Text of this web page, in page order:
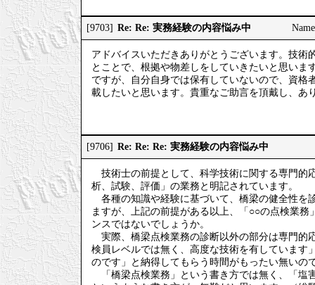
[9703] Re: Re: 実務経験の内容悩み中
アドバイスいただきありがとうございます。技
とことで、根拠や物差しをしていきたいと思い
ですが、自分自身では保有していないので、資
載したいと思います。貴重なご助言を頂戴し、あ
[9706] Re: Re: Re: 実務経験の内容悩み中
技術士の前提として、科学技術に関する専門的
析、試験、評価」の業務と明記されています。
各種の知識や経験に基づいて、橋梁の健全性を
ますが、上記の前提がある以上、「○○の点検業
ンスではないでしょうか。
実際、橋梁点検業務の診断以外の部分は専門的
検員レベルでは無く、高度な技術を有しています
のです」と納得してもらう時間がもったい無いの
「橋梁点検業務」という書き方では無く、「塩